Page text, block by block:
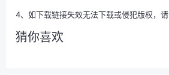
4、如下载链接失效无法下载或侵犯版权，请
猜你喜欢